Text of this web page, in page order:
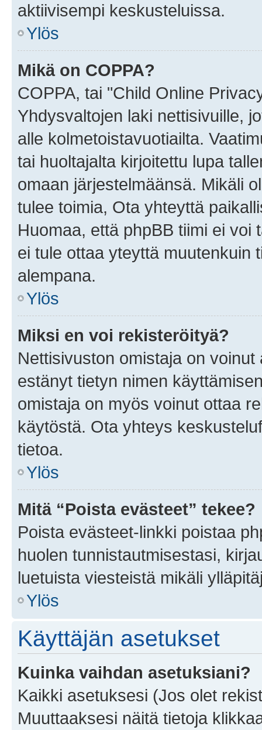
aktiivisempi keskusteluissa.
Ylös
Mikä on COPPA?
COPPA, tai "Child Online
Yhdysvaltojen laki nettisivuille,
alle kolmetoistavuotiailta.
tai huoltajalta kirjoitettu lupa
omaan järjestelmäänsä. Mikäli
tulee toimia, Ota yhteyttä
Huomaa, että phpBB tiimi ei
ei tule ottaa yteyttä muutenkuin
alempana.
Ylös
Miksi en voi rekisteröityä?
Nettisivuston omistaja on
estänyt tietyn nimen
omistaja on myös voinut ottaa
käytöstä. Ota yhteys
tietoa.
Ylös
Mitä “Poista evästeet” tekee?
Poista evästeet-linkki poistaa
huolen tunnistautmisestasi,
luetuista viesteistä mikäli
Ylös
Käyttäjän asetukset
Kuinka vaihdan asetuksiani?
Kaikki asetuksesi (Jos olet
Muuttaaksesi näitä tietoja